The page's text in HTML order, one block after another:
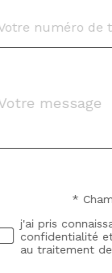
défaut
*
Validation
*
j'ai pris
confidentialité
au traitement